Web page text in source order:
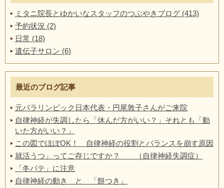
ミタニ院長とゆかいなスタッフのつぶやきブログ (413)
予約状況 (2)
日常 (18)
遺伝子サロン (6)
最近のブログ記事
元パラリンピック日本代表・円尾敦子さんがご来院
自律神経が失調したら「休んだ方がいい？」それとも「動
いた方がいい？」
この図でほぼOK！ 自律神経の役割とバランスを崩す原因
就活うつ」ってご存じですか？ （自律神経失調症）
「冬バテ」に注意
自律神経の動き と 「餅つき」